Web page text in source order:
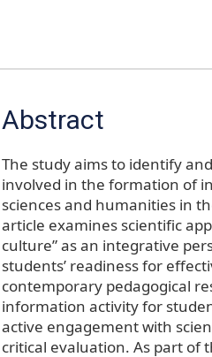
Abstract
The study aims to identify
involved in the formation of
sciences and humanities in
article examines scientific
culture” as an integrative
students’ readiness for
contemporary pedagogical
information activity for
active engagement with
critical evaluation. As part of